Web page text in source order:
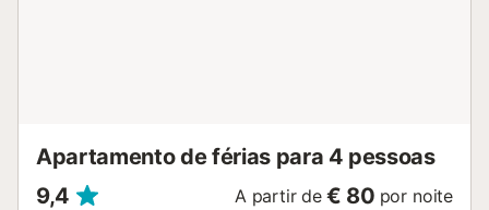
Apartamento de férias para 4 pessoas
9,4
A partir de € 80 por noite